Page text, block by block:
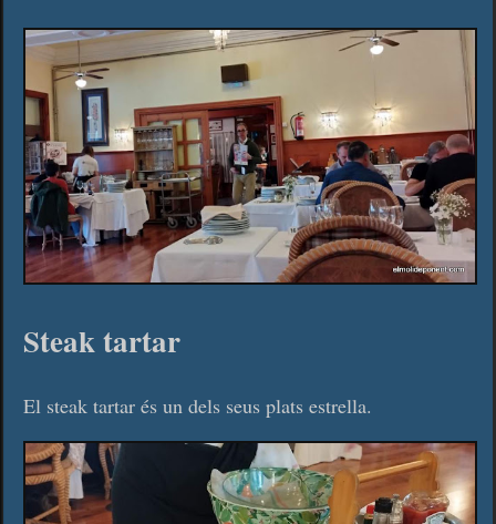
Steak tartar
El steak tartar és un dels seus plats estrella.